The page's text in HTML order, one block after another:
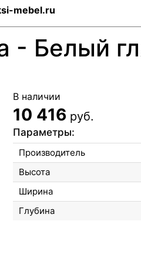
mebel.ru
- Белый
В наличии
10 416 руб.
Параметры:
Производитель
Высота
Ширина
Глубина